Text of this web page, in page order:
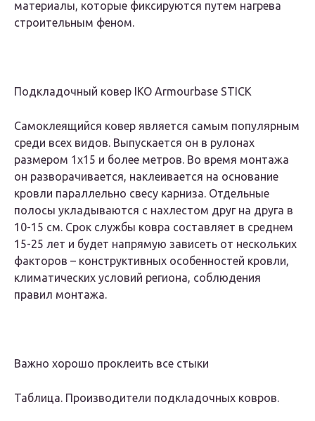
материалы, которые фиксируются путем нагрева
строительным феном.
Подкладочный ковер IKO Armourbase STICK
Самоклеящийся ковер является самым популярным
среди всех видов. Выпускается он в рулонах
размером 1х15 и более метров. Во время монтажа
он разворачивается, наклеивается на основание
кровли параллельно свесу карниза. Отдельные
полосы укладываются с нахлестом друг на друга в
10-15 см. Срок службы ковра составляет в среднем
15-25 лет и будет напрямую зависеть от нескольких
факторов – конструктивных особенностей кровли,
климатических условий региона, соблюдения
правил монтажа.
Важно хорошо проклеить все стыки
Таблица. Производители подкладочных ковров.